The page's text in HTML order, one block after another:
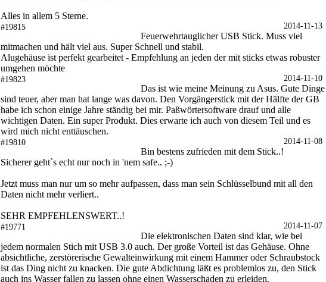
Alles in allem 5 Sterne.
#19815 2014-11-13
Feuerwehrtauglicher USB Stick. Muss viel
mitmachen und hält viel aus. Super Schnell und stabil.
Alugehäuse ist perfekt gearbeitet - Empfehlung an jeden der mit sticks etwas robuster
umgehen möchte
#19823 2014-11-10
Das ist wie meine Meinung zu Asus. Gute Dinge
sind teuer, aber man hat lange was davon. Den Vorgängerstick mit der Hälfte der GB
habe ich schon einige Jahre ständig bei mir. Paßwörtersoftware drauf und alle
wichtigen Daten. Ein super Produkt. Dies erwarte ich auch von diesem Teil und es
wird mich nicht enttäuschen.
#19810 2014-11-08
Bin bestens zufrieden mit dem Stick..!
Sicherer geht`s echt nur noch in 'nem safe.. ;-)
Jetzt muss man nur um so mehr aufpassen, dass man sein Schlüsselbund mit all den
Daten nicht mehr verliert..
SEHR EMPFEHLENSWERT..!
#19771 2014-11-07
Die elektronischen Daten sind klar, wie bei
jedem normalen Stich mit USB 3.0 auch. Der große Vorteil ist das Gehäuse. Ohne
absichtliche, zerstörerische Gewalteinwirkung mit einem Hammer oder Schraubstock
ist das Ding nicht zu knacken. Die gute Abdichtung läßt es problemlos zu, den Stick
auch ins Wasser fallen zu lassen ohne einen Wasserschaden zu erleiden.